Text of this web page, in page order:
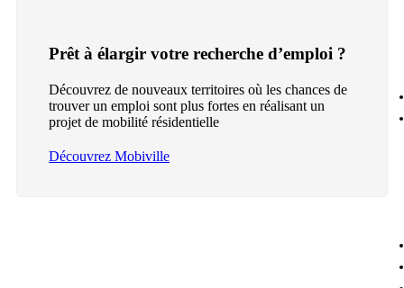
Prêt à élargir votre recherche d’emploi ?
Découvrez de nouveaux territoires où les chances de
trouver un emploi sont plus fortes en réalisant un
projet de mobilité résidentielle
Découvrez Mobiville